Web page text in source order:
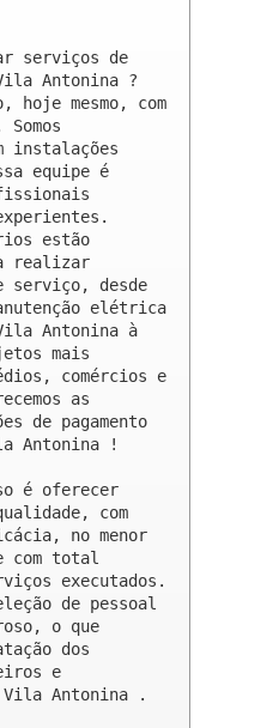
serviços de
Antonina ?
hoje mesmo, com
instalações
equipe é
estão
realizar
serviço, desde
elétrica
Antonina à
mais
comércios e
as
de pagamento
Antonina !
é oferecer
com
no menor
com total
executados.
de pessoal
o que
dos
e
Antonina .